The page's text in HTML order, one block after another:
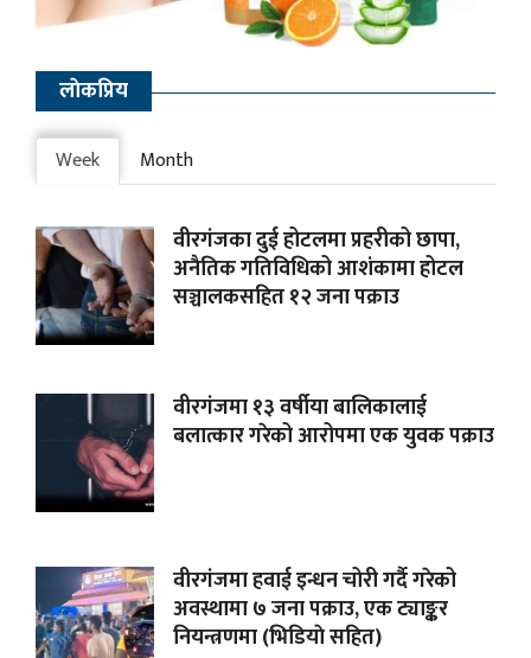
लाेकप्रिय
Week Month
वीरगंजका दुई होटलमा प्रहरीको छापा,
अनैतिक गतिविधिको आशंकामा होटल
सञ्चालकसहित १२ जना पक्राउ
वीरगंजमा १३ वर्षीया बालिकालाई
बलात्कार गरेको आरोपमा एक युवक पक्राउ
वीरगंजमा हवाई इन्धन चोरी गर्दै गरेको
अवस्थामा ७ जना पक्राउ, एक ट्याङ्कर
नियन्त्रणमा (भिडियाे सहित)